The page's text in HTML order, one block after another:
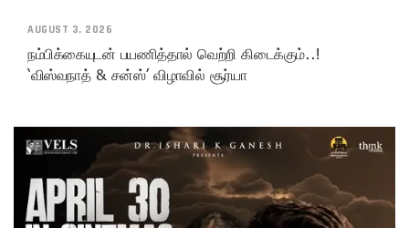
AUGUST 3, 2026
நம்பிக்கையுடன் பயணித்தால் வெற்றி கிடைக்கும்..!
‘விஸ்வநாத் & சன்ஸ்’ விழாவில் சூர்யா